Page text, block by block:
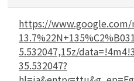
https://www.google.com/
5.532047,15z/
35.532047?